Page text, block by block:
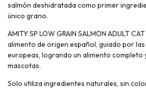
salmón deshidratada como primer
único grano.
AMITY SP LOW GRAIN SALMON ADULT
alimento de origen español, guiado por
europeas, logrando un alimento completo
mascotas.
Solo utiliza ingredientes naturales, sin